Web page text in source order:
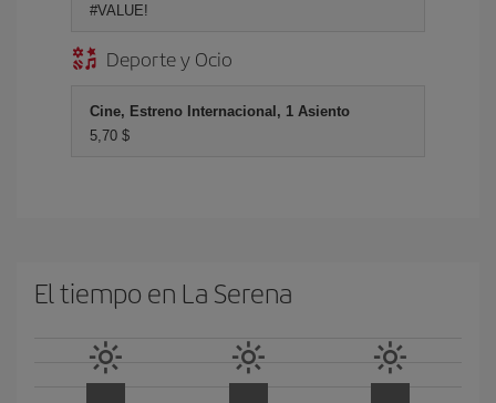
#VALUE!
Deporte y Ocio
Cine, Estreno Internacional, 1 Asiento
5,70 $
El tiempo en La Serena